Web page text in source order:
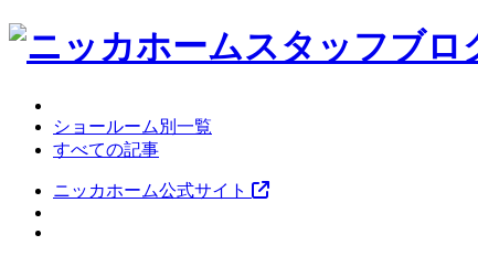
ショールーム別一覧
すべての記事
ニッカホーム公式サイト